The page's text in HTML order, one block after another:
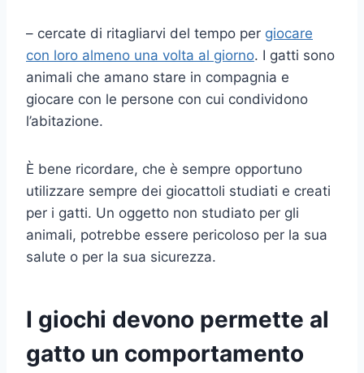
– cercate di ritagliarvi del tempo per giocare
con loro almeno una volta al giorno. I gatti sono
animali che amano stare in compagnia e
giocare con le persone con cui condividono
l’abitazione.
È bene ricordare, che è sempre opportuno
utilizzare sempre dei giocattoli studiati e creati
per i gatti. Un oggetto non studiato per gli
animali, potrebbe essere pericoloso per la sua
salute o per la sua sicurezza.
I giochi devono permette al
gatto un comportamento